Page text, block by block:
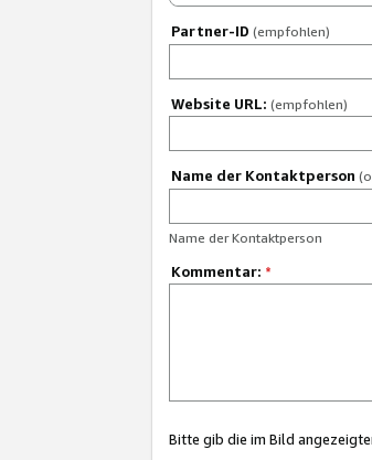
Partner-ID (empfohlen)
Website URL: (empfohlen)
Name der Kontaktperson
Name der Kontaktperson
Kommentar: *
Bitte gib die im Bild